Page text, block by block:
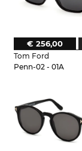
Tom Ford
Penn-02 - 01A
€ 256,00